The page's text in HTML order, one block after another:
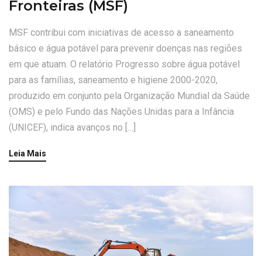
Fronteiras (MSF)
MSF contribui com iniciativas de acesso a saneamento
básico e água potável para prevenir doenças nas regiões
em que atuam. O relatório Progresso sobre água potável
para as famílias, saneamento e higiene 2000-2020,
produzido em conjunto pela Organização Mundial da Saúde
(OMS) e pelo Fundo das Nações Unidas para a Infância
(UNICEF), indica avanços no […]
Leia Mais